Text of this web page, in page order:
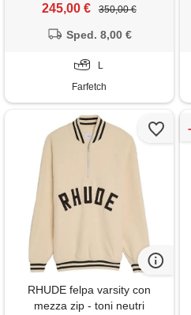
245,00 € 350,00 €
Sped. 8,00 €
L
Farfetch
RHUDE felpa varsity con
mezza zip - toni neutri